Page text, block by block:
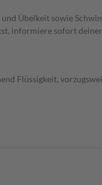
Übelkeit sowie
informiere sofort
Flüssigkeit,